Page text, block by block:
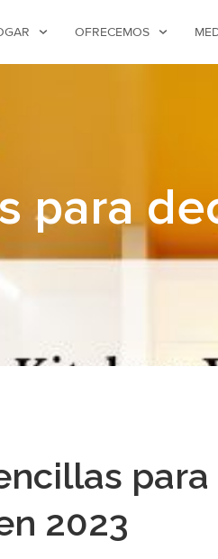
OFRECEMOS
para
2023